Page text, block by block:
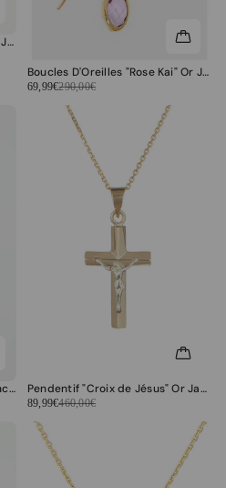
Pendentif "Croix Honneteté" Or Jaune 375/1000 et Zirconium
Boucles D'Oreilles "Rose Kai" Or Jaune 375/1000
69,99€290,00€
Pendentif "Authentique" Or Blanc 375/1000 et Zirconium Pendentif "Croix de Jésus" Or Jaune 375/1000
89,99€460,00€